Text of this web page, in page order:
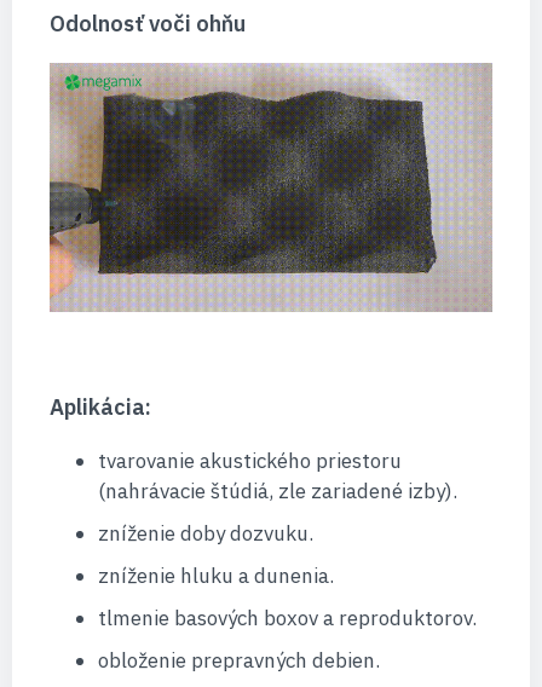
Odolnosť voči ohňu
Aplikácia:
tvarovanie akustického priestoru
(nahrávacie štúdiá, zle zariadené izby).
zníženie doby dozvuku.
zníženie hluku a dunenia.
tlmenie basových boxov a reproduktorov.
obloženie prepravných debien.